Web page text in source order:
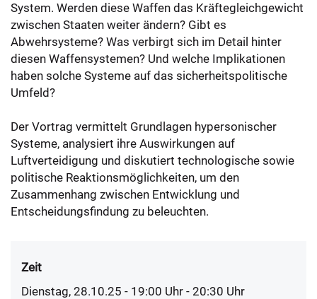
System. Werden diese Waffen das Kräftegleichgewicht
zwischen Staaten weiter ändern? Gibt es
Abwehrsysteme? Was verbirgt sich im Detail hinter
diesen Waffensystemen? Und welche Implikationen
haben solche Systeme auf das sicherheitspolitische
Umfeld?
Der Vortrag vermittelt Grundlagen hypersonischer
Systeme, analysiert ihre Auswirkungen auf
Luftverteidigung und diskutiert technologische sowie
politische Reaktionsmöglichkeiten, um den
Zusammenhang zwischen Entwicklung und
Entscheidungsfindung zu beleuchten.
Zeit
Dienstag, 28.10.25 - 19:00 Uhr - 20:30 Uhr